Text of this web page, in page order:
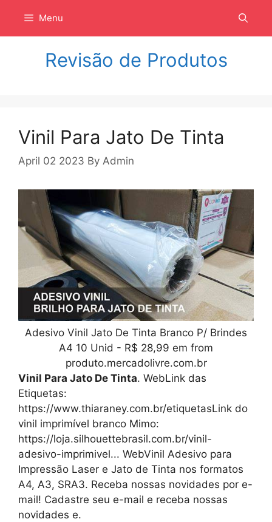
isi
Menu
Revisão de Produtos
Vinil Para Jato De Tinta
April 02 2023 By Admin
Adesivo Vinil Jato De Tinta Branco P/ Brindes
A4 10 Unid - R$ 28,99 em from
produto.mercadolivre.com.br
Vinil Para Jato De Tinta. WebLink das
Etiquetas:
https://www.thiaraney.com.br/etiquetasLink do
vinil imprimível branco Mimo:
https://loja.silhouettebrasil.com.br/vinil-
adesivo-imprimivel... WebVinil Adesivo para
Impressão Laser e Jato de Tinta nos formatos
A4, A3, SRA3. Receba nossas novidades por e-
mail! Cadastre seu e-mail e receba nossas
novidades e.